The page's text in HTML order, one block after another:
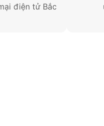
điện tử Bắc